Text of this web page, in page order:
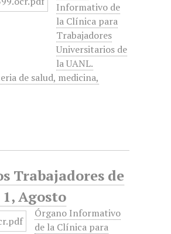
Informativo de
la Clínica para
Trabajadores
Universitarios de
la UANL.
de salud, medicina,
Trabajadores de
Agosto
Órgano Informativo
de la Clínica para